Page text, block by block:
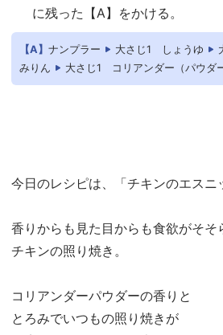
に残った【A】をかける。
【A】 ナンプラー 大さじ1 しょうゆ
みりん
大さじ1 コリアンダー（パウダ
今日のレシピは、「チキンのエスニ
香りからも見た目からも食欲がそそ
チキンの照り焼き。
コリアンダーパウダーの香りと
とろみでいつもの照り焼きが